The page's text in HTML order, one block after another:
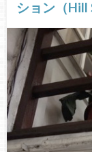
ション（Hill